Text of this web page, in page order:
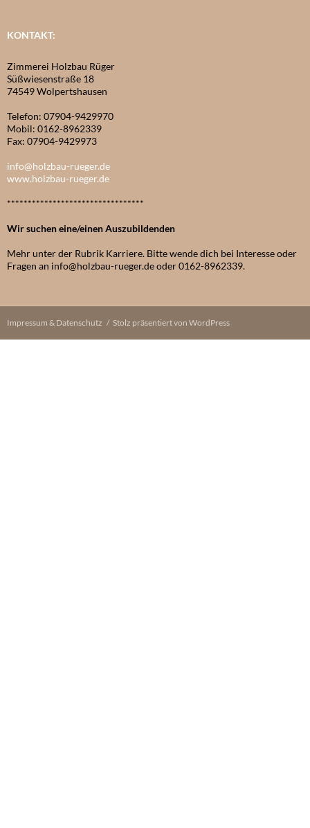
KONTAKT:
Zimmerei Holzbau Rüger
Süßwiesenstraße 18
74549 Wolpertshausen
Telefon: 07904-9429970
Mobil: 0162-8962339
Fax: 07904-9429973
info@holzbau-rueger.de
www.holzbau-rueger.de
*********************************
Wir suchen eine/einen Auszubildenden
Mehr unter der Rubrik Karriere. Bitte wende dich bei Interesse oder
Fragen an info@holzbau-rueger.de oder 0162-8962339.
Impressum & Datenschutz Stolz präsentiert von WordPress